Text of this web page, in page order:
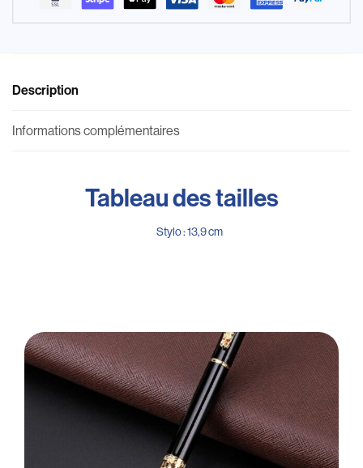
Description
Informations complémentaires
Tableau des tailles
Stylo : 13,9 cm